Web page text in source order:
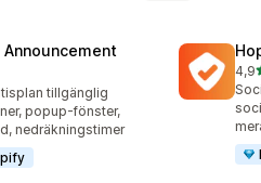
totalt
tillgänglig
popup-fönster,
nedräkningstimer
4,9
817